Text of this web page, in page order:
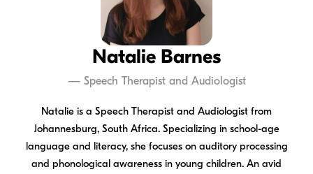
Natalie Barnes
— Speech Therapist and Audiologist
Natalie is a Speech Therapist and Audiologist from
Johannesburg, South Africa. Specializing in school-age
language and literacy, she focuses on auditory processing
and phonological awareness in young children. An avid